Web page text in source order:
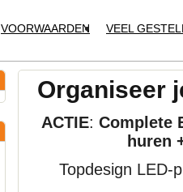
VOORWAARDEN VEEL
Organiseer
ACTIE: Complete
huren
Topdesign LED-